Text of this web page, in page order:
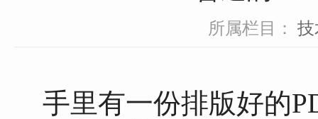
所属栏目：
手里有一份排版好的